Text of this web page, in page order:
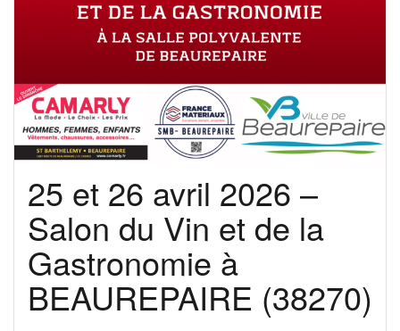
25 et 26 avril 2026 –
Salon du Vin et de la
Gastronomie à
BEAUREPAIRE (38270)